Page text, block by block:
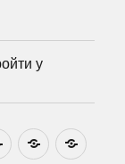
у
Розумовські
зустрічі
Реєстрація